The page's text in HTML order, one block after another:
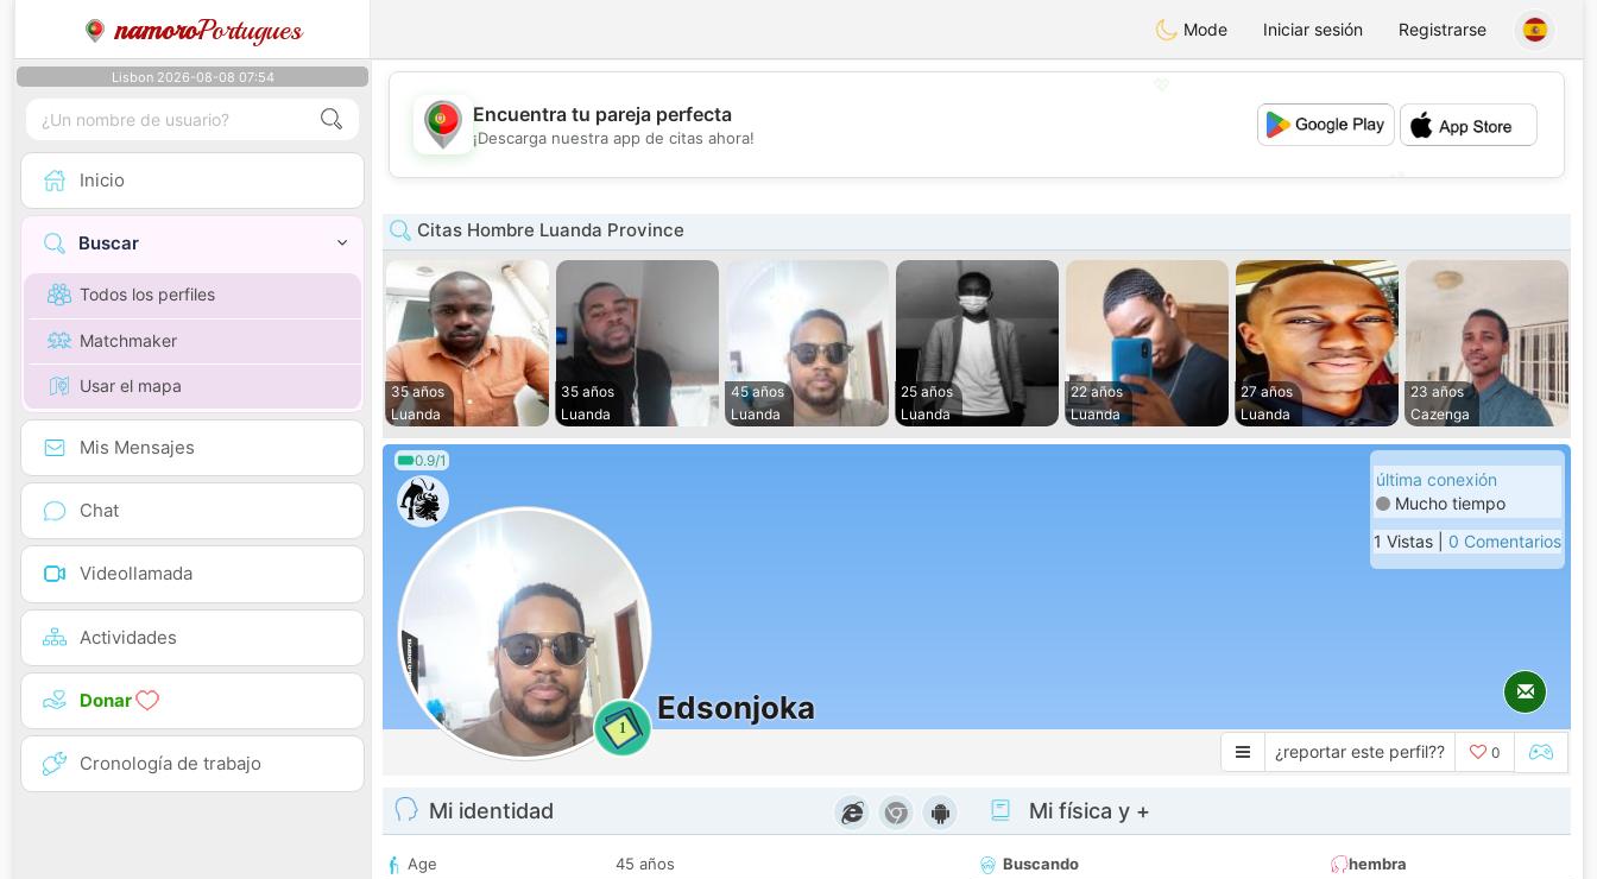
namoroPortugues Mode Iniciar sesión Registrarse
Lisbon 2026-08-08 07:54
Inicio
Buscar
Todos los perfiles
Matchmaker
Usar el mapa
Mis Mensajes
Chat
Videollamada
Actividades
Donar
Cronología de trabajo
💕
Encuentra tu pareja perfecta
¡Descarga nuestra app de citas ahora!
Citas Hombre Luanda Province
35 años
Luanda
35 años
Luanda
45 años
Luanda
25 años
Luanda
22 años
Luanda
27 años
Luanda
23 años
Cazenga
0.9/1
1
Edsonjoka
última conexión
Mucho tiempo
1 Vistas | 0 Comentarios
¿reportar este perfil?? 0
Mi identidad
Age
45 años
Mi física y +
Buscando
hembra